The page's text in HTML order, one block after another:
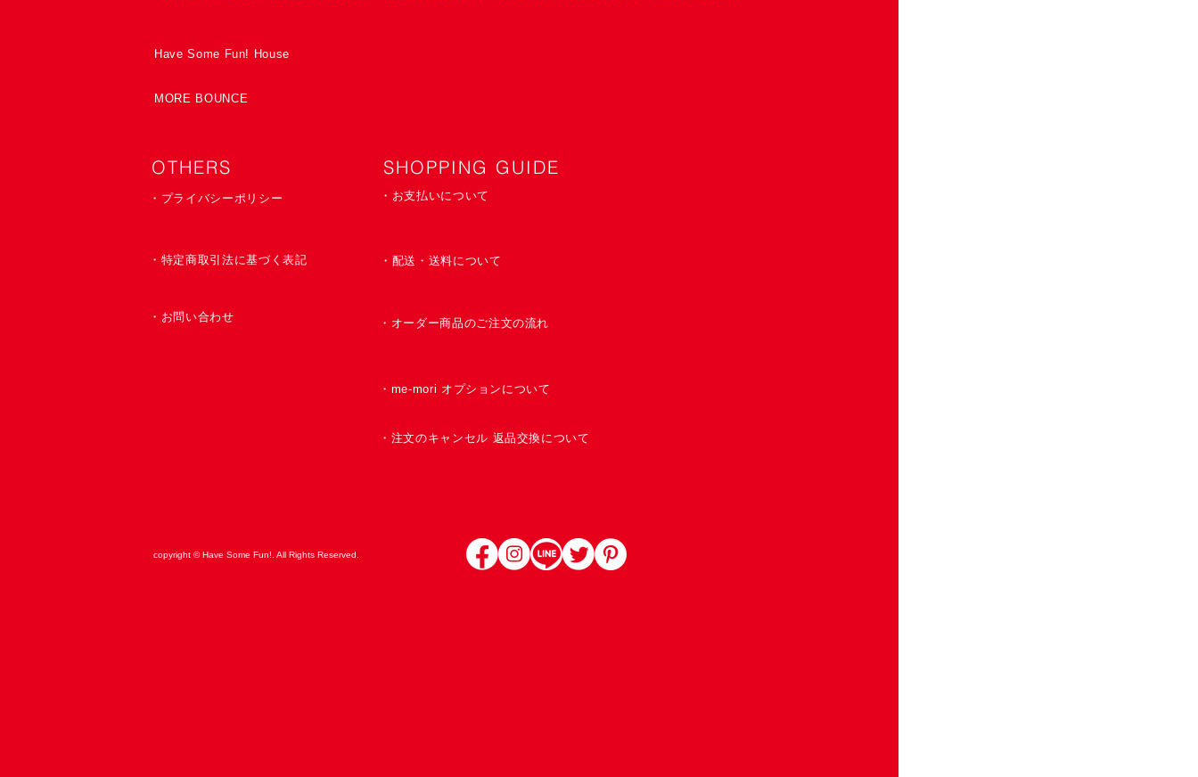
Have Some Fun! House
MORE BOUNCE
OTHERS
・プライバシーポリシー
・特定商取引法に基づく表記
・お問い合わせ
SHOPPING GUIDE
・お支払いについて
​・ 配送・送料について
・オーダー商品のご注文の流れ
​・me-mori オプションについて
・注文のキャンセル 返品交換について
copyright © Have Some Fun!. All Rights Reserved.